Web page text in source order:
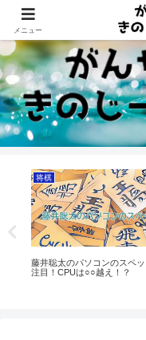
将棋
藤井聡太のパソコンのスペ
注目！CPUは○○越え！？
メニュー